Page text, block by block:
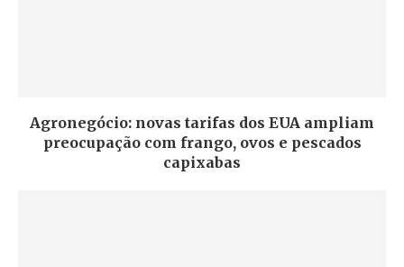
Agronegócio: novas tarifas dos EUA ampliam
preocupação com frango, ovos e pescados
capixabas